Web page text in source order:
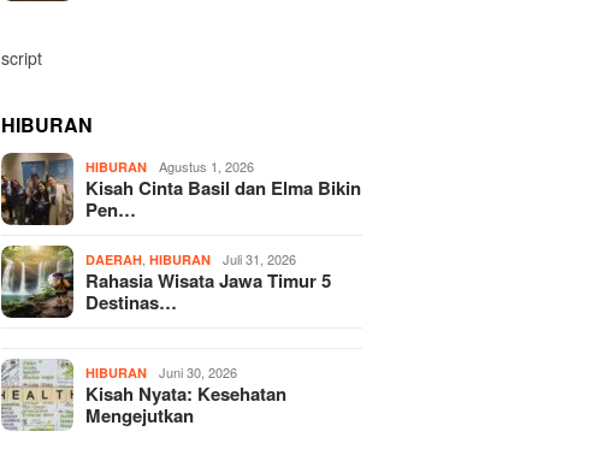
script
HIBURAN
HIBURAN Agustus 1, 2026
Kisah Cinta Basil dan Elma Bikin
Pen…
DAERAH ,HIBURAN Juli 31, 2026
Rahasia Wisata Jawa Timur 5
Destinas…
HIBURAN Juni 30, 2026
Kisah Nyata: Kesehatan
Mengejutkan